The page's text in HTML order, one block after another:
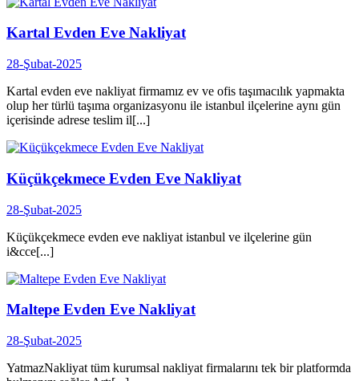
Kartal Evden Eve Nakliyat
28-Şubat-2025
Kartal evden eve nakliyat firmamız ev ve ofis taşımacılık yapmakta
olup her türlü taşıma organizasyonu ile istanbul ilçelerine aynı gün
içerisinde adrese teslim il[...]
Küçükçekmece Evden Eve Nakliyat
28-Şubat-2025
Küçükçekmece evden eve nakliyat istanbul ve ilçelerine gün
i&cce[...]
Maltepe Evden Eve Nakliyat
28-Şubat-2025
YatmazNakliyat tüm kurumsal nakliyat firmalarını tek bir platformda